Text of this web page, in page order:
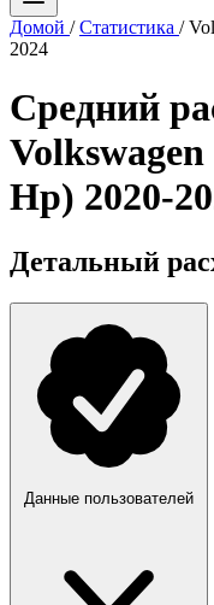
Домой / Статистика /
2024
Средний
Hp) 2020-
Детальный
Данные пользователей